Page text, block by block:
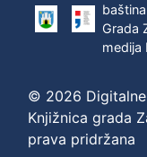
Grada
medija
© 2026
Knjižnica grada
prava pridržana